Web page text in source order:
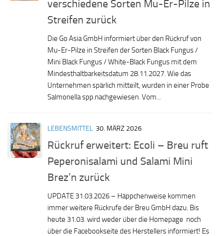
verschiedene Sorten Mu-Er-Pilze in
Streifen zurück
Die Go Asia GmbH informiert über den Rückruf von
Mu-Er-Pilze in Streifen der Sorten Black Fungus /
Mini Black Fungus / White-Black Fungus mit dem
Mindesthaltbarkeitsdatum 28.11.2027. Wie das
Unternehmen spärlich mitteilt, wurden in einer Probe
Salmonella spp.nachgewiesen. Vom...
LEBENSMITTEL 30. MÄRZ 2026
Rückruf erweitert: Ecoli – Breu ruft
Peperonisalami und Salami Mini
Brez’n zurück
UPDATE 31.03.2026 – Häppchenweise kommen
immer weitere Rückrufe der Breu GmbH dazu. Bis
heute 31.03. wird weder über die Homepage noch
über die Facebookseite des Herstellers informiert! Es